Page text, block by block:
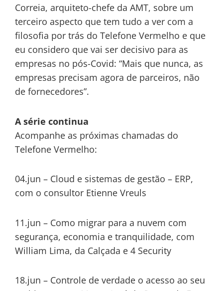
Correia, arquiteto-chefe da AMT, sobre um
terceiro aspecto que tem tudo a ver com a
filosofia por trás do Telefone Vermelho e que
eu considero que vai ser decisivo para as
empresas no pós-Covid: “Mais que nunca, as
empresas precisam agora de parceiros, não
de fornecedores”.
A série continua
Acompanhe as próximas chamadas do
Telefone Vermelho:
04.jun – Cloud e sistemas de gestão – ERP,
com o consultor Etienne Vreuls
11.jun – Como migrar para a nuvem com
segurança, economia e tranquilidade, com
William Lima, da Calçada e 4 Security
18.jun – Controle de verdade o acesso ao seu